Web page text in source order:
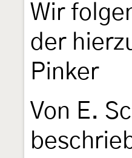
Wir
der
Pinker
Von E.